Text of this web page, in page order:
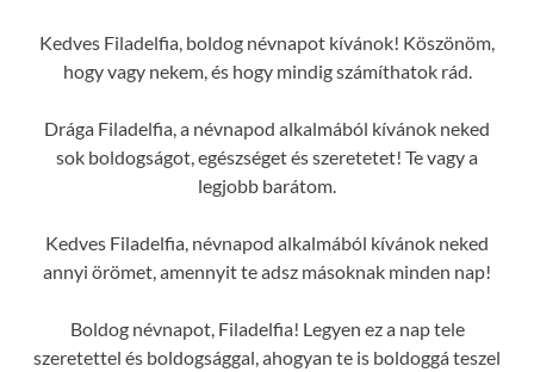
Kedves Filadelfia, boldog névnapot kívánok! Köszönöm,
hogy vagy nekem, és hogy mindig számíthatok rád.
Drága Filadelfia, a névnapod alkalmából kívánok neked
sok boldogságot, egészséget és szeretetet! Te vagy a
legjobb barátom.
Kedves Filadelfia, névnapod alkalmából kívánok neked
annyi örömet, amennyit te adsz másoknak minden nap!
Boldog névnapot, Filadelfia! Legyen ez a nap tele
szeretettel és boldogsággal, ahogyan te is boldoggá teszel